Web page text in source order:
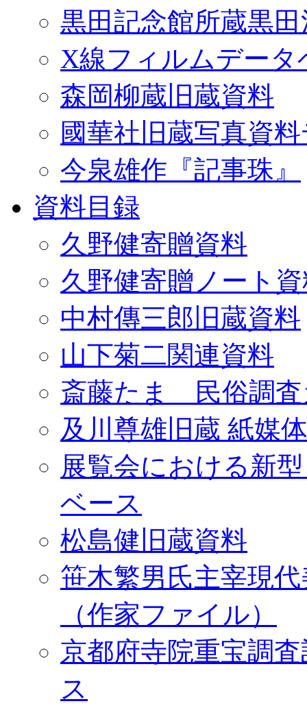
黒田記念館所蔵黒
X線フィルムデータ
森岡柳蔵旧蔵資料
國華社旧蔵写真資
今泉雄作『記事珠』
資料目録
久野健寄贈資料
久野健寄贈ノート
中村傳三郎旧蔵資料
山下菊二関連資料
斎藤たま 民俗調査
及川尊雄旧蔵 紙媒
展覧会における新
ベース
松島健旧蔵資料
笹木繁男氏主宰現
（作家ファイル）
京都府寺院重宝調
ス